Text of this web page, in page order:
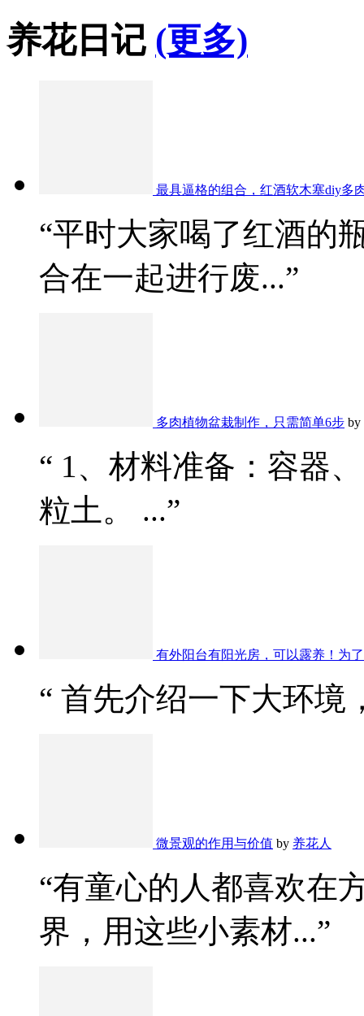
养花日记 (更多)
最具逼格的组合，红酒软木塞diy多
“平时大家喝了红酒的
合在一起进行废...”
多肉植物盆栽制作，只需简单6步 by
“ 1、材料准备：容器
粒土。 ...”
有外阳台有阳光房，可以露养！为
“ 首先介绍一下大环境
微景观的作用与价值 by 养花人
“有童心的人都喜欢在
界，用这些小素材...”